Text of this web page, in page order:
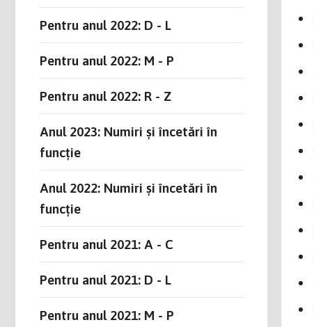
Pentru anul 2022: D - L
Pentru anul 2022: M - P
Pentru anul 2022: R - Z
Anul 2023: Numiri și încetări în
funcție
Anul 2022: Numiri și încetări în
funcție
Pentru anul 2021: A - C
Pentru anul 2021: D - L
Pentru anul 2021: M - P